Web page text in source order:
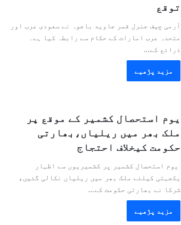
توقع
آرمی چیف جنرل قمر جاوید باجوہ نے سعودی عرب اور
متحدہ عرب امارات کے حکام سے رابطہ کیا ہے۔
ذرائع کے…
مزید پڑھیے
یوم استحصال کشمیر کے موقع پر
ملک بھر میں ریلیاں،بھارتی
حکومت کیخلاف احتجاج
یوم استحصال کشمیر پر کشمیریوں سے اظہار
یکجہتی کیلئے ملک بھر میں ریلیاں نکالی گئیں،
شرکا نے بھارتی حکومت کے…
مزید پڑھیے